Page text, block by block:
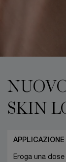
SKIN
APPLICAZIONE
Eroga una